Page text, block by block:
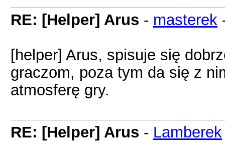
RE: [Helper] Arus - masterek
[helper] Arus, spisuje się
graczom, poza tym da się z
atmosferę gry.
RE: [Helper] Arus - Lamberek